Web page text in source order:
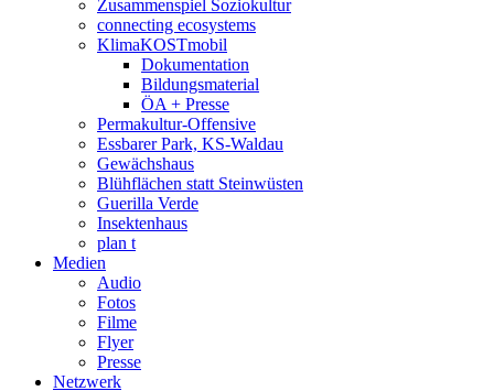
Zusammenspiel Soziokultur
connecting ecosystems
KlimaKOSTmobil
Dokumentation
Bildungsmaterial
ÖA + Presse
Permakultur-Offensive
Essbarer Park, KS-Waldau
Gewächshaus
Blühflächen statt Steinwüsten
Guerilla Verde
Insektenhaus
plan t
Medien
Audio
Fotos
Filme
Flyer
Presse
Netzwerk